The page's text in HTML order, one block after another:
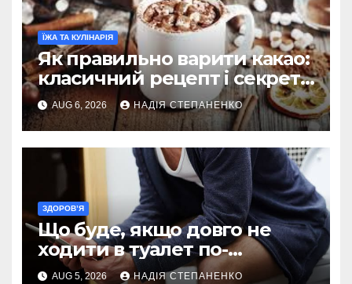
ЇЖА ТА КУЛІНАРІЯ
Як правильно варити какао:
класичний рецепт і секрети
ідеального смаку
AUG 6, 2026 НАДІЯ СТЕПАНЕНКО
ЗДОРОВ’Я
Що буде, якщо довго не
ходити в туалет по-
великому
AUG 5, 2026 НАДІЯ СТЕПАНЕНКО